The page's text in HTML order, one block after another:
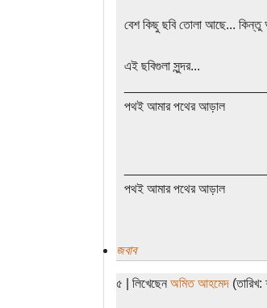
বেশ কিছু ছবি তোলা আছে... কিন্তু
এই ছবিগুলা সুন্দর...
পথই আমার পথের আড়াল
পথই আমার পথের আড়াল
জবাব
৫ | লিখেছেন অমিত আহমেদ(তারিখ: